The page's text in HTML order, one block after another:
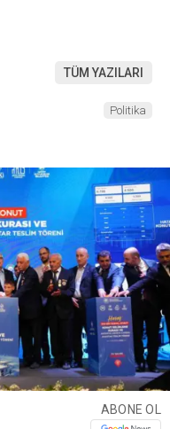
TÜM YAZILARI
Politika
ABONE OL